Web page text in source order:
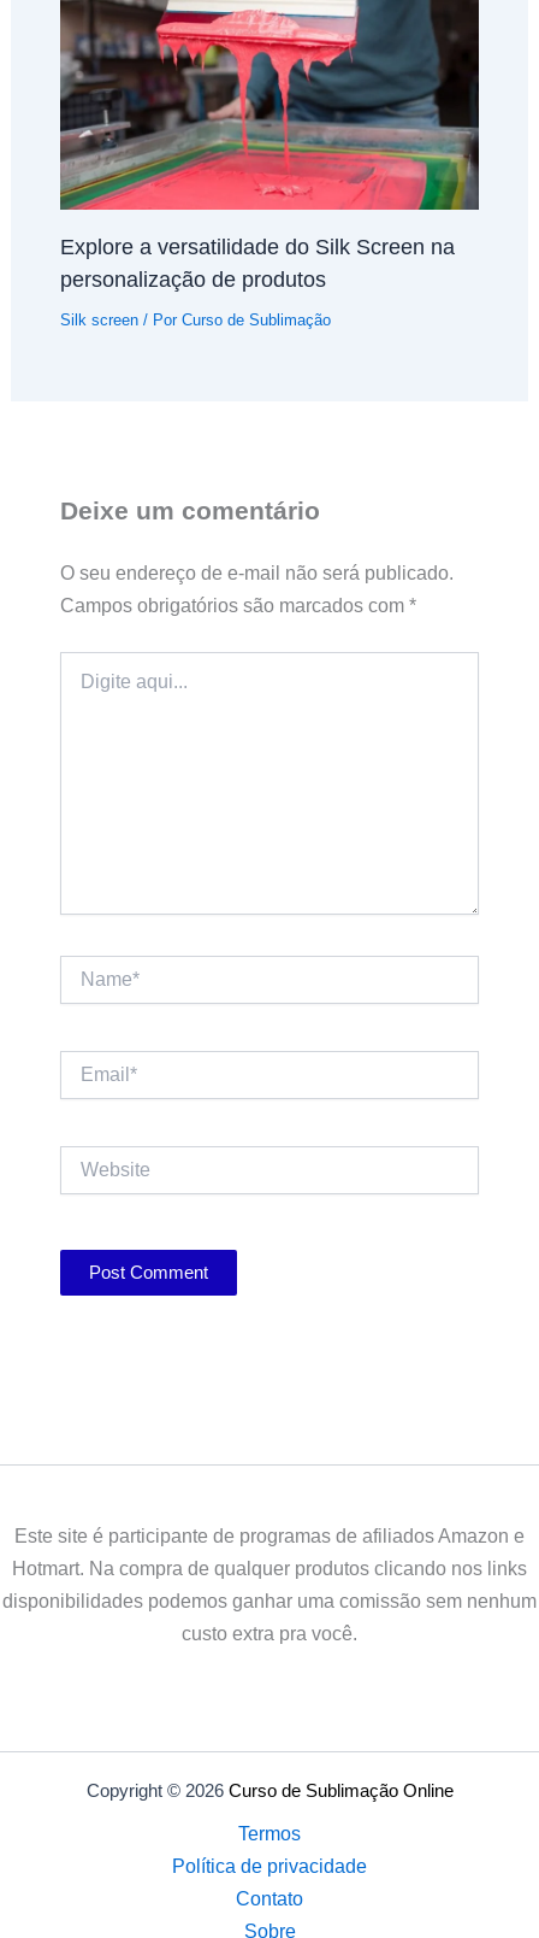
Explore a versatilidade do Silk Screen na
personalização de produtos
Silk screen/ Por Curso de Sublimação
Deixe um comentário
O seu endereço de e-mail não será publicado.
Campos obrigatórios são marcados com *
aqui...
Name*
Este site é participante de programas de afiliados Amazon e
Hotmart. Na compra de qualquer produtos clicando nos links
disponibilidades podemos ganhar uma comissão sem nenhum
custo extra pra você.
Copyright © 2026 Curso de Sublimação Online
Termos
Política de privacidade
Contato
Sobre